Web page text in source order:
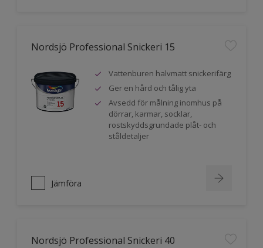
Nordsjö Professional Snickeri 15
Vattenburen halvmatt snickerifärg
Ger en hård och tålig yta
Avsedd för målning inomhus på
dörrar, karmar, socklar,
rostskyddsgrundade plåt- och
ståldetaljer
Jämföra
Nordsjö Professional Snickeri 40